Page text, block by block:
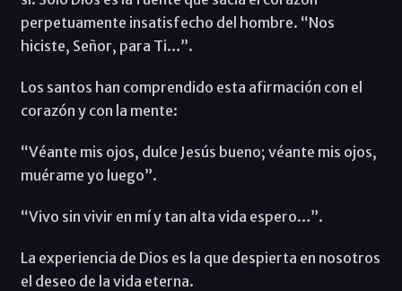
perpetuamente insatisfecho del hombre. “Nos
hiciste, Señor, para Ti…”.
Los santos han comprendido esta afirmación con el
corazón y con la mente:
“Véante mis ojos, dulce Jesús bueno; véante mis ojos,
muérame yo luego”.
“Vivo sin vivir en mí y tan alta vida espero…”.
La experiencia de Dios es la que despierta en nosotros
el deseo de la vida eterna.